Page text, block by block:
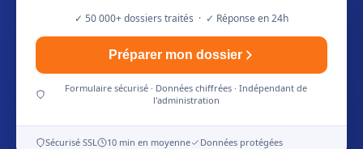
✓ 50 000+ dossiers traités · ✓ Réponse en 24h
Préparer mon dossier
Formulaire sécurisé · Données chiffrées · Indépendant de
l'administration
Sécurisé SSL 10 min en moyenne Données protégées